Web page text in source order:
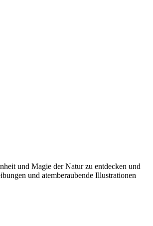
und Magie der Natur zu entdecken und
und atemberaubende Illustrationen